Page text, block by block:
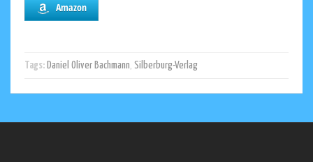
Amazon
Tags: Daniel Oliver Bachmann, Silberburg-Verlag